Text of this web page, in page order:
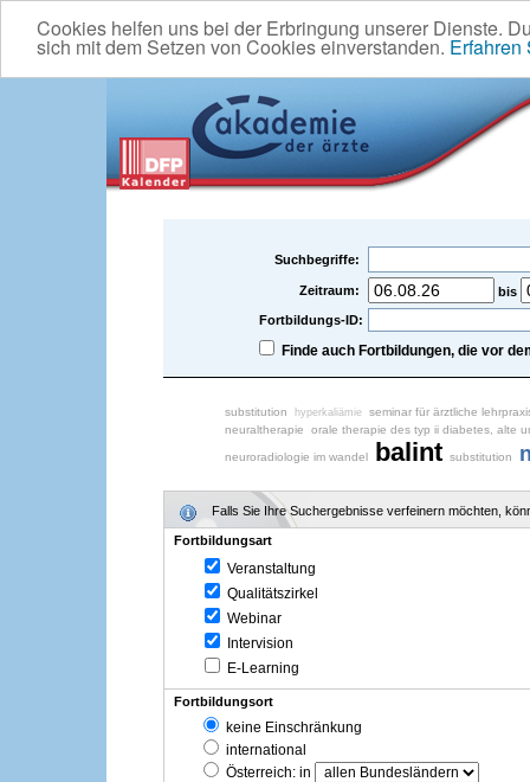
Cookies helfen uns bei der Erbringung unserer Dienste.
sich mit dem Setzen von Cookies einverstanden. Erfahren
Suchbegriffe:
Zeitraum:
bis
Fortbildungs-ID:
Finde auch Fortbildungen, die vor
substitution hyperkaliämie seminar für ärztliche
neuraltherapie
orale therapie des typ ii diabetes, alte
neuroradiologie im wandel balint substitution
Falls Sie Ihre Suchergebnisse verfeinern möchten,
Fortbildungsart
Veranstaltung
Qualitätszirkel
Webinar
Intervision
E-Learning
Fortbildungsort
keine Einschränkung
international
Österreich: in